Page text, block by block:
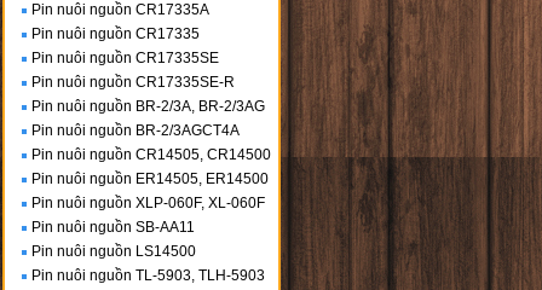
Pin nuôi nguồn CR17335A
Pin nuôi nguồn CR17335
Pin nuôi nguồn CR17335SE
Pin nuôi nguồn CR17335SE-R
Pin nuôi nguồn BR-2/3A, BR-2/3AG
Pin nuôi nguồn BR-2/3AGCT4A
Pin nuôi nguồn CR14505, CR14500
Pin nuôi nguồn ER14505, ER14500
Pin nuôi nguồn XLP-060F, XL-060F
Pin nuôi nguồn SB-AA11
Pin nuôi nguồn LS14500
Pin nuôi nguồn TL-5903, TLH-5903